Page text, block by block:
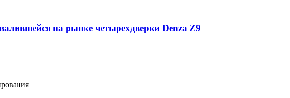
на рынке четырехдверки Denza Z9